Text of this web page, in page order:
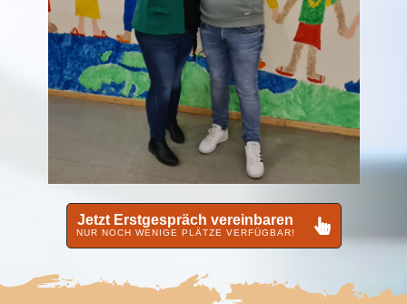
Jetzt Erstgespräch vereinbaren
NUR NOCH WENIGE PLÄTZE VERFÜGBAR!